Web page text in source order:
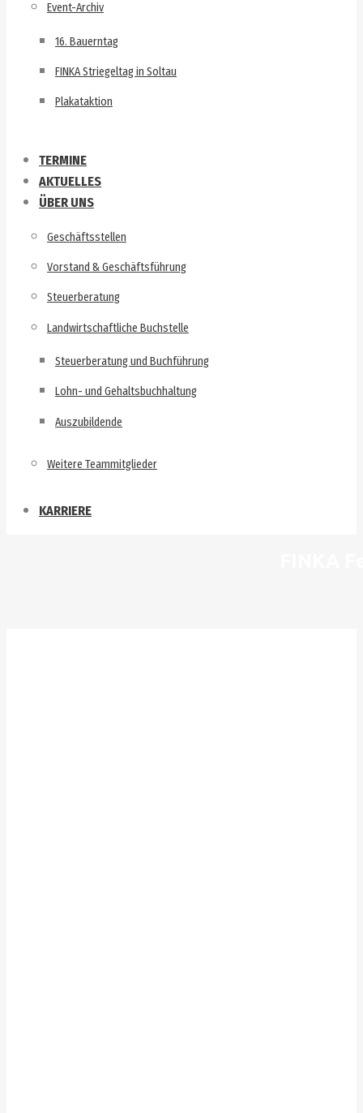
Event-Archiv
16. Bauerntag
FINKA Striegeltag in Soltau
Plakataktion
TERMINE
AKTUELLES
ÜBER UNS
Geschäftsstellen
Vorstand & Geschäftsführung
Steuerberatung
Landwirtschaftliche Buchstelle
Steuerberatung und Buchführung
Lohn- und Gehaltsbuchhaltung
Auszubildende
Weitere Teammitglieder
KARRIERE